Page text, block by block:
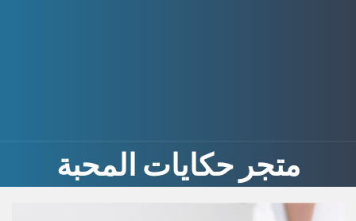
متجر حكايات المحبة